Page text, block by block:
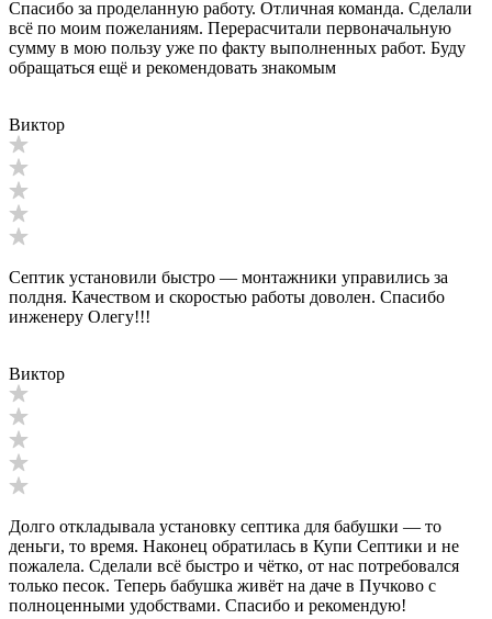
Спасибо за проделанную работу. Отличная команда. Сделали
всё по моим пожеланиям. Перерасчитали первоначальную
сумму в мою пользу уже по факту выполненных работ. Буду
обращаться ещё и рекомендовать знакомым
Виктор
Септик установили быстро — монтажники управились за
полдня. Качеством и скоростью работы доволен. Спасибо
инженеру Олегу!!!
Виктор
Долго откладывала установку септика для бабушки — то
деньги, то время. Наконец обратилась в Купи Септики и не
пожалела. Сделали всё быстро и чётко, от нас потребовался
только песок. Теперь бабушка живёт на даче в Пучково с
полноценными удобствами. Спасибо и рекомендую!